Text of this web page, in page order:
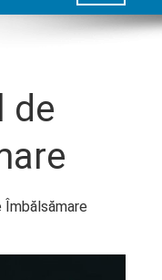
de
Îmbălsămare